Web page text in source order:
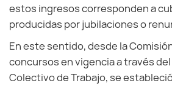
estos ingresos corresponden a
producidas por jubilaciones o
En este sentido, desde la
concursos en vigencia a través
Colectivo de Trabajo, se